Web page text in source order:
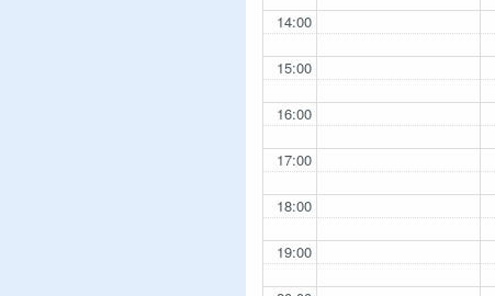
14:00
15:00
16:00
17:00
18:00
19:00